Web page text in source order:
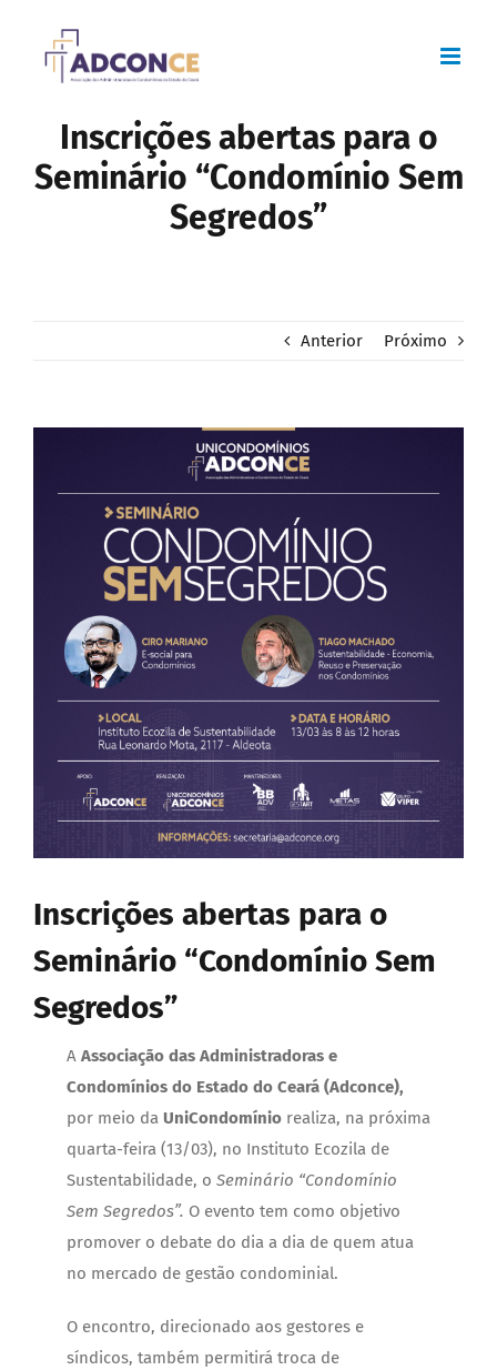
content
Inscrições abertas para o
Seminário “Condomínio Sem
Segredos”
Anterior Próximo
Inscrições abertas para o
Seminário “Condomínio Sem
Segredos”
A Associação das Administradoras e
Condomínios do Estado do Ceará (Adconce),
por meio da UniCondomínio realiza, na próxima
quarta-feira (13/03), no Instituto Ecozila de
Sustentabilidade, o Seminário “Condomínio
Sem Segredos”. O evento tem como objetivo
promover o debate do dia a dia de quem atua
no mercado de gestão condominial.
O encontro, direcionado aos gestores e
síndicos, também permitirá troca de